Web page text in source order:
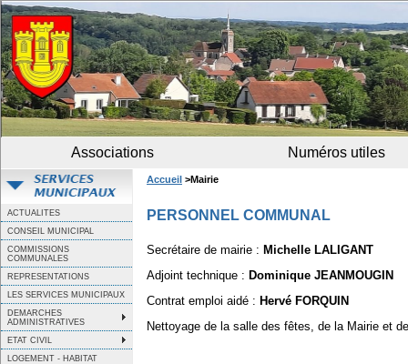
Associations Numéros utiles
ACTUALITES
CONSEIL MUNICIPAL
COMMISSIONS
COMMUNALES
REPRESENTATIONS
LES SERVICES MUNICIPAUX
DEMARCHES
ADMINISTRATIVES
ETAT CIVIL
LOGEMENT - HABITAT
Accueil >Mairie
PERSONNEL COMMUNAL
Secrétaire de mairie : Michelle LALIGANT
Adjoint technique : Dominique JEANMOUGIN
Contrat emploi aidé : Hervé FORQUIN
Nettoyage de la salle des fêtes, de la Mairie et